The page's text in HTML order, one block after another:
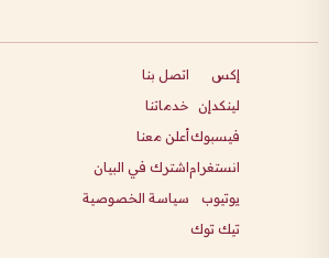
إكس
لينكدإن
فيسبوك
انستغرام
يوتيوب
تيك توك
اتصل بنا
خدماتنا
أعلن معنا
اشترك في البيان
سياسة الخصوصية